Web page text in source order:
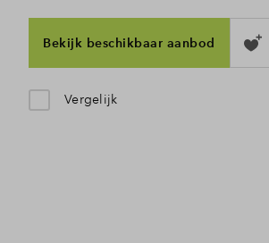
naar het woongedeelte, waar het
binnenstroomt. De open indeling is
elkaar verbonden. Achterin, waar plek
tuindeuren lekker open naar de
Deze zijn net iets ruimer en hebben
Bekijk beschikbaar aanbod
Vergelijk